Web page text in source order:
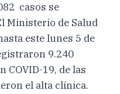
casos se
Ministerio de Salud
este lunes 5 de
9.240
COVID-19, de las
el alta clínica.